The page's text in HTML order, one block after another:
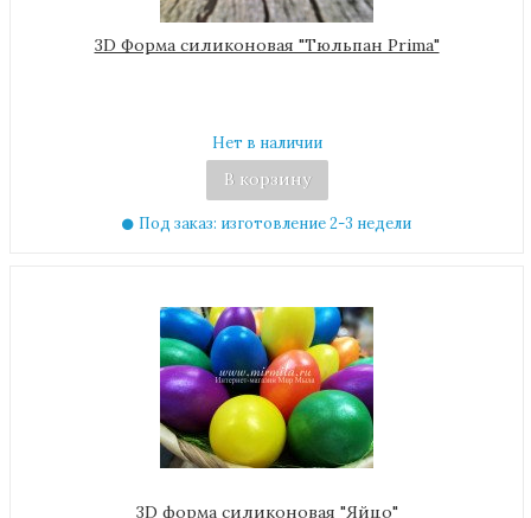
3D Форма силиконовая "Тюльпан Prima"
Нет в наличии
В корзину
Под заказ: изготовление 2-3 недели
3D форма силиконовая "Яйцо"